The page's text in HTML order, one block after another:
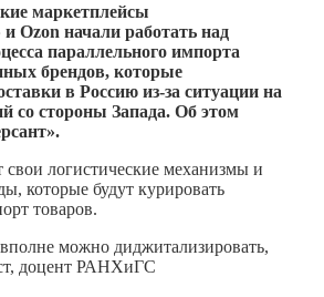
маркетплейсы
Ozon начали работать над
параллельного импорта
брендов, которые
в Россию из-за ситуации на
со стороны Запада. Об этом
логистические механизмы и
которые будут курировать
товаров.
можно диджитализировать,
доцент РАНХиГС